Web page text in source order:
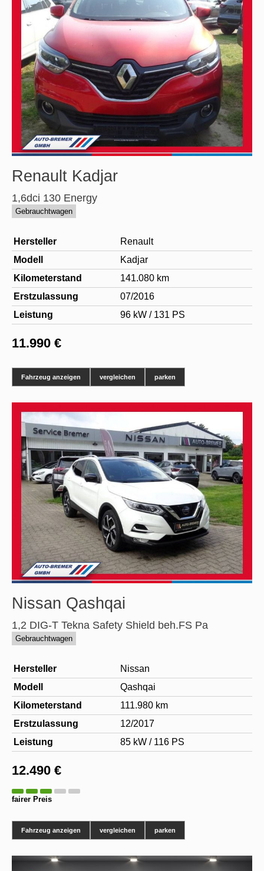
Renault Kadjar
1,6dci 130 Energy
Gebrauchtwagen
Hersteller
Renault
Modell
Kadjar
Kilometerstand
141.080 km
Erstzulassung
07/2016
Leistung
96 kW / 131 PS
11.990 €
Fahrzeug anzeigen vergleichen parken
Nissan Qashqai
1,2 DIG-T Tekna Safety Shield beh.FS Pa
Gebrauchtwagen
Hersteller
Nissan
Modell
Qashqai
Kilometerstand
111.980 km
Erstzulassung
12/2017
Leistung
85 kW / 116 PS
12.490 €
fairer Preis
Fahrzeug anzeigen vergleichen parken